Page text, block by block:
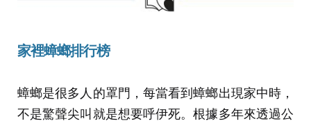
家裡蟑螂排行榜
蟑螂是很多人的罩門，每當看到蟑螂出現家中時，
不是驚聲尖叫就是想要呼伊死。根據多年來透過公